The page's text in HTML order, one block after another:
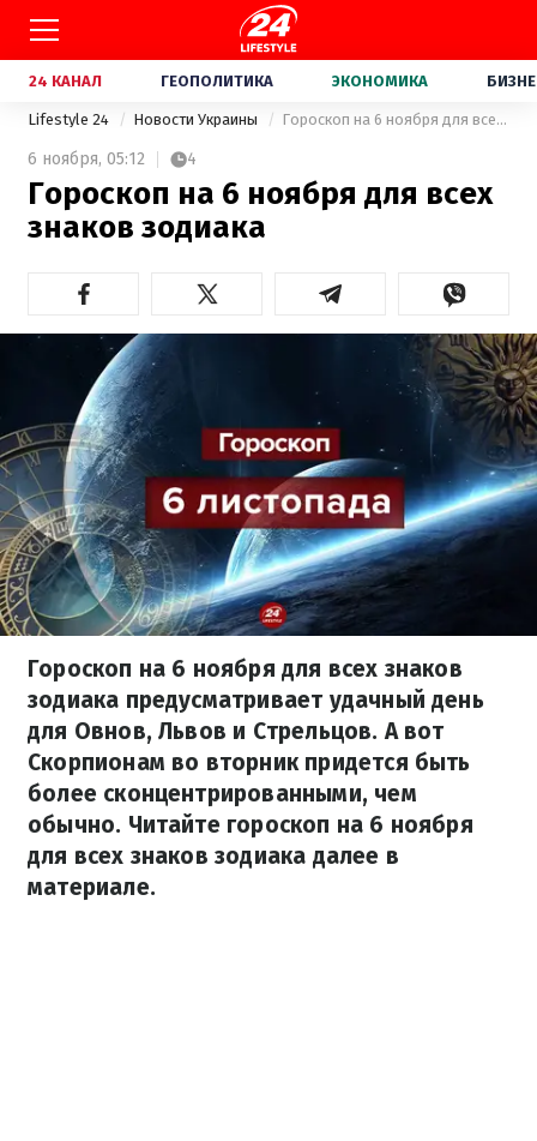
24 КАНАЛ ГЕОПОЛИТИКА ЭКОНОМИКА
Lifestyle 24 Новости Украины Гороскоп на 6 ноября для всех знаков зодиака
6 ноября, 05:12 4
Гороскоп на 6 ноября для всех
знаков зодиака
Гороскоп на 6 ноября для всех знаков
зодиака предусматривает удачный день
для Овнов, Львов и Стрельцов. А вот
Скорпионам во вторник придется быть
более сконцентрированными, чем
обычно. Читайте гороскоп на 6 ноября
для всех знаков зодиака далее в
материале.